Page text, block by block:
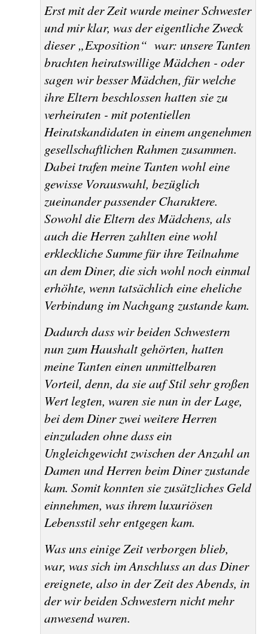
Erst mit der Zeit wurde meiner Schwester
und mir klar, was der eigentliche Zweck
dieser „Exposition“ war: unsere Tanten
brachten heiratswillige Mädchen - oder
sagen wir besser Mädchen, für welche
ihre Eltern beschlossen hatten sie zu
verheiraten - mit potentiellen
Heiratskandidaten in einem angenehmen
gesellschaftlichen Rahmen zusammen.
Dabei trafen meine Tanten wohl eine
gewisse Vorauswahl, bezüglich
zueinander passender Charaktere.
Sowohl die Eltern des Mädchens, als
auch die Herren zahlten eine wohl
erkleckliche Summe für ihre Teilnahme
an dem Diner, die sich wohl noch einmal
erhöhte, wenn tatsächlich eine eheliche
Verbindung im Nachgang zustande kam.
Dadurch dass wir beiden Schwestern
nun zum Haushalt gehörten, hatten
meine Tanten einen unmittelbaren
Vorteil, denn, da sie auf Stil sehr großen
Wert legten, waren sie nun in der Lage,
bei dem Diner zwei weitere Herren
einzuladen ohne dass ein
Ungleichgewicht zwischen der Anzahl an
Damen und Herren beim Diner zustande
kam. Somit konnten sie zusätzliches Geld
einnehmen, was ihrem luxuriösen
Lebensstil sehr entgegen kam.
Was uns einige Zeit verborgen blieb,
war, was sich im Anschluss an das Diner
ereignete, also in der Zeit des Abends, in
der wir beiden Schwestern nicht mehr
anwesend waren.